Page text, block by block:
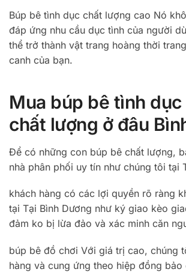
Búp bê tình dục chất lượng cao Nó
đáp ứng nhu cầu dục tình của người
thể trở thành vật trang hoàng thời
canh của bạn.
Mua búp bê tình dục
chất lượng ở đâu
Để có những con búp bê chất lượng,
nhà phân phối uy tín như chúng tôi tại
khách hàng có các lợi quyền rõ ràng
tại Tại Bình Dương như ký giao kèo
đảm ko bị lừa đảo và xác minh căn
búp bê đồ chơi Với giá trị cao, chúng
hàng và cung ứng theo hiệp đồng bảo